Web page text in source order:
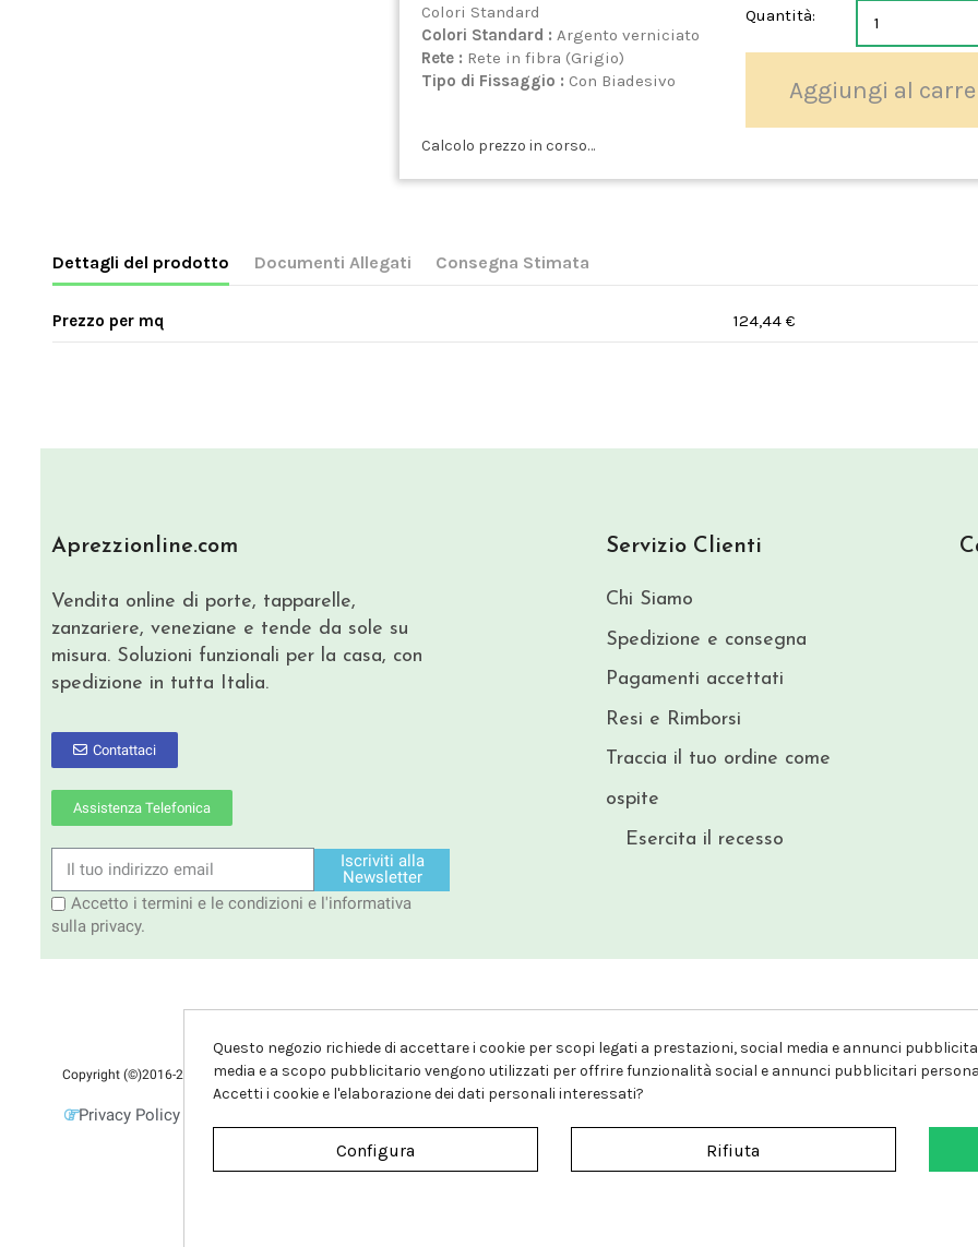
Colori Standard
Colori Standard : Argento verniciato
Rete : Rete in fibra (Grigio)
Tipo di Fissaggio : Con Biadesivo
Quantità:
Aggiungi al
Calcolo prezzo in corso…
Dettagli del prodotto Documenti Allegati Consegna Stimata
Prezzo per mq 124,44 €
Aprezzionline.com
Vendita online di porte, tapparelle,
zanzariere, veneziane e tende da sole su
misura. Soluzioni funzionali per la casa, con
spedizione in tutta Italia.
Contattaci
Assistenza Telefonica
Iscriviti alla
Newsletter
Accetto i termini e le condizioni e l'informativa
sulla privacy.
Servizio Clienti
Chi Siamo
Spedizione e consegna
Pagamenti accettati
Resi e Rimborsi
Traccia il tuo ordine come
ospite
Esercita il recesso
Copyright (©)2016-2026 Tutti i diritti sono riservati. FM-Future Shop di Medici Faustino- P.Iva: 06150870654
Privacy Policy
Questo negozio richiede di accettare i cookie per scopi legati a prestazioni, social media e annunci
media e a scopo pubblicitario vengono utilizzati per offrire funzionalità social e annunci pubblicitari
Accetti i cookie e l'elaborazione dei dati personali interessati?
Configura Rifiuta